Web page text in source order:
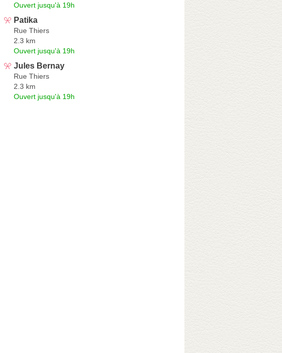
Ouvert jusqu'à 19h
Patika
Rue Thiers
2.3 km
Ouvert jusqu'à 19h
Jules Bernay
Rue Thiers
2.3 km
Ouvert jusqu'à 19h